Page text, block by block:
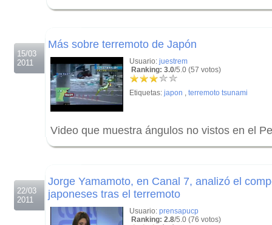
15/03
2011
Más sobre terremoto de Japón
Usuario: juestrem
Ranking: 3.0/5.0 (57 votos)
Etiquetas: japon , terremoto tsunami
Video que muestra ángulos no vistos en el
22/03
2011
Jorge Yamamoto, en Canal 7, analizó el
japoneses tras el terremoto
Usuario: prensapucp
Ranking: 2.8/5.0 (76 votos)